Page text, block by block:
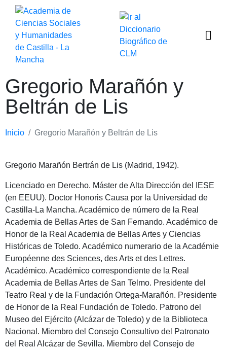
Gregorio Marañón y
Beltrán de Lis
Inicio Gregorio Marañón y Beltrán de Lis
Gregorio Marañón Bertrán de Lis (Madrid, 1942).
Licenciado en Derecho. Máster de Alta Dirección del IESE
(en EEUU). Doctor Honoris Causa por la Universidad de
Castilla-La Mancha. Académico de número de la Real
Academia de Bellas Artes de San Fernando. Académico de
Honor de la Real Academia de Bellas Artes y Ciencias
Históricas de Toledo. Académico numerario de la Académie
Européenne des Sciences, des Arts et des Lettres.
Académico. Académico correspondiente de la Real
Academia de Bellas Artes de San Telmo. Presidente del
Teatro Real y de la Fundación Ortega-Marañón. Presidente
de Honor de la Real Fundación de Toledo. Patrono del
Museo del Ejército (Alcázar de Toledo) y de la Biblioteca
Nacional. Miembro del Consejo Consultivo del Patronato
del Real Alcázar de Sevilla. Miembro del Consejo de